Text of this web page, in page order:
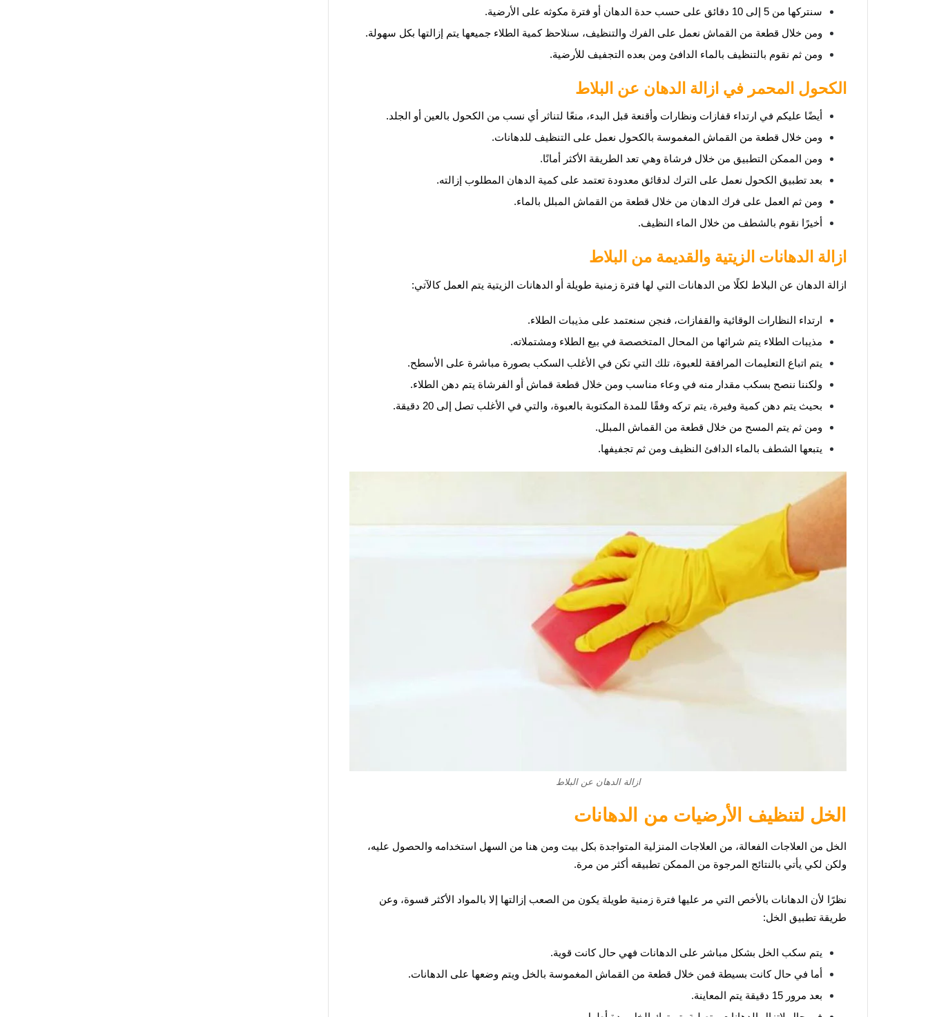
سنتركها من 5 إلى 10 دقائق على حسب حدة الدهان أو فترة مكوثه على الأرضية.
ومن خلال قطعة من القماش نعمل على الفرك والتنظيف، سنلاحظ كمية الطلاء جميعها يتم إزالتها بكل سهولة.
ومن ثم نقوم بالتنظيف بالماء الدافئ ومن بعده التجفيف للأرضية.
الكحول المحمر في ازالة الدهان عن البلاط
أيضًا عليكم في ارتداء قفازات ونظارات وأقنعة قبل البدء، منعًا لتناثر أي نسب من الكحول بالعين أو الجلد.
ومن خلال قطعة من القماش المغموسة بالكحول نعمل على التنظيف للدهانات.
ومن الممكن التطبيق من خلال فرشاة وهي تعد الطريقة الأكثر أمانًا.
بعد تطبيق الكحول نعمل على الترك لدقائق معدودة تعتمد على كمية الدهان المطلوب إزالته.
ومن ثم العمل على فرك الدهان من خلال قطعة من القماش المبلل بالماء.
أخيرًا نقوم بالشطف من خلال الماء النظيف.
ازالة الدهانات الزيتية والقديمة من البلاط
ازالة الدهان عن البلاط لكلًا من الدهانات التي لها فترة زمنية طويلة أو الدهانات الزيتية يتم العمل كالآتي:
ارتداء النظارات الوقائية والقفازات، فنجن سنعتمد على مذيبات الطلاء.
مذيبات الطلاء يتم شرائها من المحال المتخصصة في بيع الطلاء ومشتملاته.
يتم اتباع التعليمات المرافقة للعبوة، تلك التي تكن في الأغلب السكب بصورة مباشرة على الأسطح.
ولكننا ننصح بسكب مقدار منه في وعاء مناسب ومن خلال قطعة قماش أو الفرشاة يتم دهن الطلاء.
بحيث يتم دهن كمية وفيرة، يتم تركه وفقًا للمدة المكتوبة بالعبوة، والتي في الأغلب تصل إلى 20 دقيقة.
ومن ثم يتم المسح من خلال قطعة من القماش المبلل.
يتبعها الشطف بالماء الدافئ النظيف ومن ثم تجفيفها.
ازالة الدهان عن البلاط
الخل لتنظيف الأرضيات من الدهانات
الخل من العلاجات الفعالة، من العلاجات المنزلية المتواجدة بكل بيت ومن هنا من السهل استخدامه والحصول عليه،
ولكن لكي يأتي بالنتائج المرجوة من الممكن تطبيقه أكثر من مرة.
نظرًا لأن الدهانات بالأخص التي مر عليها فترة زمنية طويلة يكون من الصعب إزالتها إلا بالمواد الأكثر قسوة، وعن
طريقة تطبيق الخل:
يتم سكب الخل بشكل مباشر على الدهانات فهي حال كانت قوية.
أما في حال كانت بسيطة فمن خلال قطعة من القماش المغموسة بالخل ويتم وضعها على الدهانات.
بعد مرور 15 دقيقة يتم المعاينة.